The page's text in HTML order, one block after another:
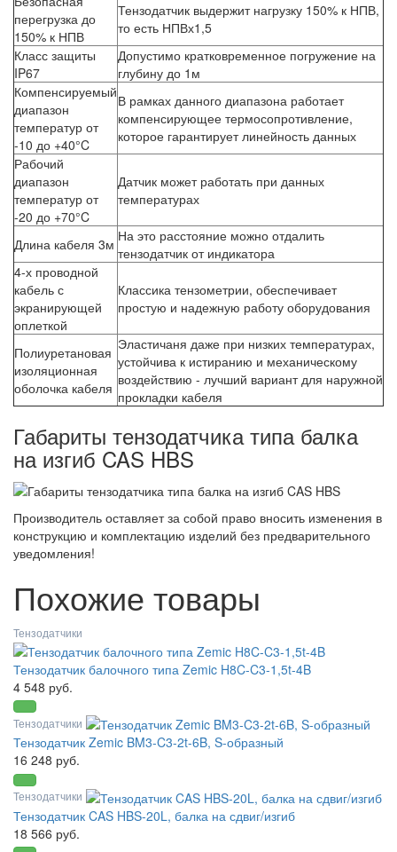
перегрузка до
150% к НПВ
Тензодатчик выдержит нагрузку 150% к НПВ,
то есть НПВх1,5
Класс защиты
IP67
Допустимо кратковременное погружение на
глубину до 1м
Компенсируемый
диапазон
температур от
-10 до +40°C
В рамках данного диапазона работает
компенсирующее термосопротивление,
которое гарантирует линейность данных
Рабочий
диапазон
температур от
-20 до +70°C
Датчик может работать при данных
температурах
Длина кабеля 3м На это расстояние можно отдалить
тензодатчик от индикатора
4-х проводной
кабель с
экранирующей
оплеткой
Классика тензометрии, обеспечивает
простую и надежную работу оборудования
Полиуретановая
изоляционная
оболочка кабеля
Эластичаня даже при низких температурах,
устойчива к истиранию и механическому
воздействию - лучший вариант для наружной
прокладки кабеля
Габариты тензодатчика типа балка
на изгиб CAS HBS
Производитель оставляет за собой право вносить изменения в
конструкцию и комплектацию изделий без предварительного
уведомления!
Похожие товары
Тензодатчики
Тензодатчик балочного типа Zemic H8C-C3-1,5t-4B
4 548 руб.
Тензодатчики
Тензодатчик Zemic BM3-C3-2t-6B, S-образный
16 248 руб.
Тензодатчики
Тензодатчик CAS HBS-20L, балка на сдвиг/изгиб
18 566 руб.